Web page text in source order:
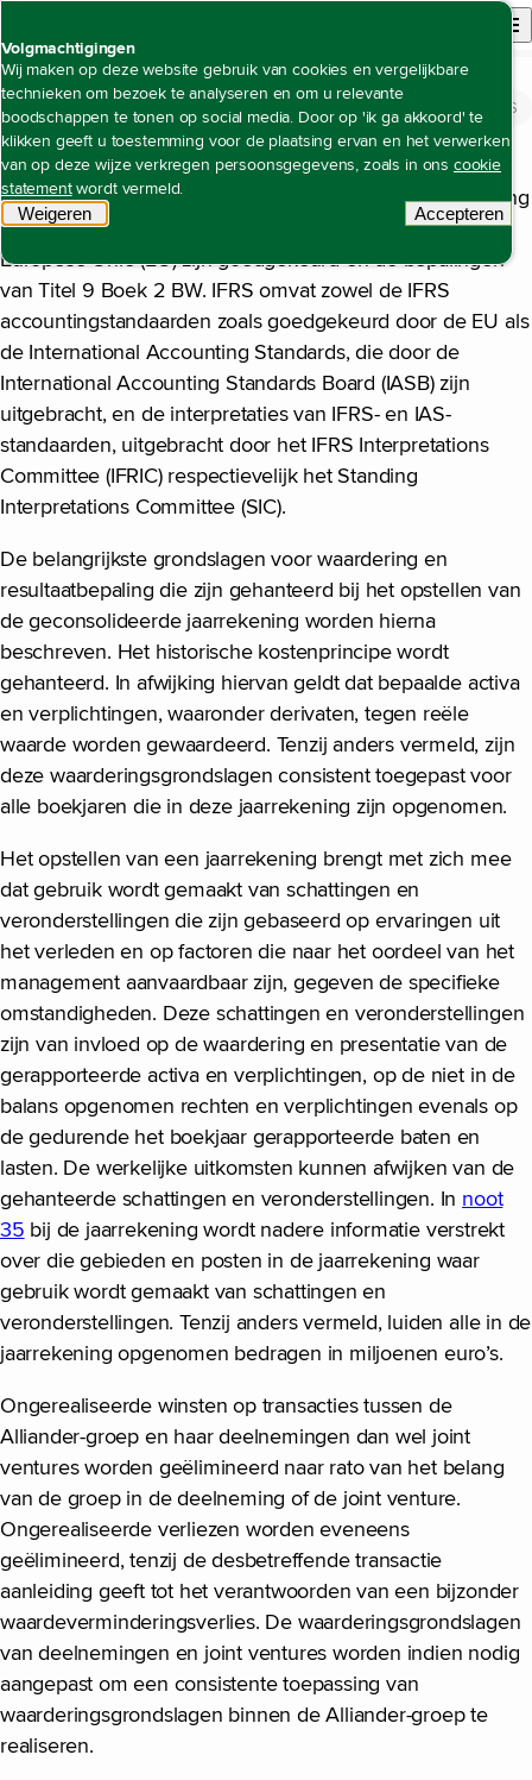
Volgmachtigingen
Wij maken op deze website gebruik van cookies en vergelijkbare
technieken om bezoek te analyseren en om u relevante
boodschappen te tonen op social media. Door op 'ik ga akkoord' te
klikken geeft u toestemming voor de plaatsing ervan en het verwerken
van op deze wijze verkregen persoonsgegevens, zoals in ons cookie
statementwordt vermeld.
Weigeren
Accepteren
Open site
Open content navigation
Jaarrekening Toelichting op de geconsolideerde jaarrekening IFRS
IFRS
De jaarrekening van Alliander is opgesteld in
overeenstemming met de International Financial Reporting
Standards (IFRS) per 31 december 2024, die door de
Europese Unie (EU) zijn goedgekeurd en de bepalingen
van Titel 9 Boek 2 BW. IFRS omvat zowel de IFRS
accountingstandaarden zoals goedgekeurd door de EU als
de International Accounting Standards, die door de
International Accounting Standards Board (IASB) zijn
uitgebracht, en de interpretaties van IFRS- en IAS-
standaarden, uitgebracht door het IFRS Interpretations
Committee (IFRIC) respectievelijk het Standing
Interpretations Committee (SIC).
De belangrijkste grondslagen voor waardering en
resultaatbepaling die zijn gehanteerd bij het opstellen van
de geconsolideerde jaarrekening worden hierna
beschreven. Het historische kostenprincipe wordt
gehanteerd. In afwijking hiervan geldt dat bepaalde activa
en verplichtingen, waaronder derivaten, tegen reële
waarde worden gewaardeerd. Tenzij anders vermeld, zijn
deze waarderingsgrondslagen consistent toegepast voor
alle boekjaren die in deze jaarrekening zijn opgenomen.
Het opstellen van een jaarrekening brengt met zich mee
dat gebruik wordt gemaakt van schattingen en
veronderstellingen die zijn gebaseerd op ervaringen uit
het verleden en op factoren die naar het oordeel van het
management aanvaardbaar zijn, gegeven de specifieke
omstandigheden. Deze schattingen en veronderstellingen
zijn van invloed op de waardering en presentatie van de
gerapporteerde activa en verplichtingen, op de niet in de
balans opgenomen rechten en verplichtingen evenals op
de gedurende het boekjaar gerapporteerde baten en
lasten. De werkelijke uitkomsten kunnen afwijken van de
gehanteerde schattingen en veronderstellingen. In noot
35 bij de jaarrekening wordt nadere informatie verstrekt
over die gebieden en posten in de jaarrekening waar
gebruik wordt gemaakt van schattingen en
veronderstellingen. Tenzij anders vermeld, luiden alle in de
jaarrekening opgenomen bedragen in miljoenen euro’s.
Ongerealiseerde winsten op transacties tussen de
Alliander-groep en haar deelnemingen dan wel joint
ventures worden geëlimineerd naar rato van het belang
van de groep in de deelneming of de joint venture.
Ongerealiseerde verliezen worden eveneens
geëlimineerd, tenzij de desbetreffende transactie
aanleiding geeft tot het verantwoorden van een bijzonder
waardeverminderingsverlies. De waarderingsgrondslagen
van deelnemingen en joint ventures worden indien nodig
aangepast om een consistente toepassing van
waarderingsgrondslagen binnen de Alliander-groep te
realiseren.